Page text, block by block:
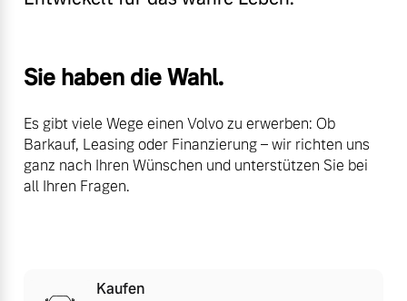
Fahrzeug konfigurieren
Volvo Selekt
Vielzahl von Original
Bitte sprechen Sie uns
Mehr erfahren
Sie haben die Wahl.
Es gibt viele Wege einen Volvo zu erwerben: Ob
Barkauf, Leasing oder Finanzierung – wir richten uns
ganz nach Ihren Wünschen und unterstützen Sie bei
all Ihren Fragen.
Kaufen